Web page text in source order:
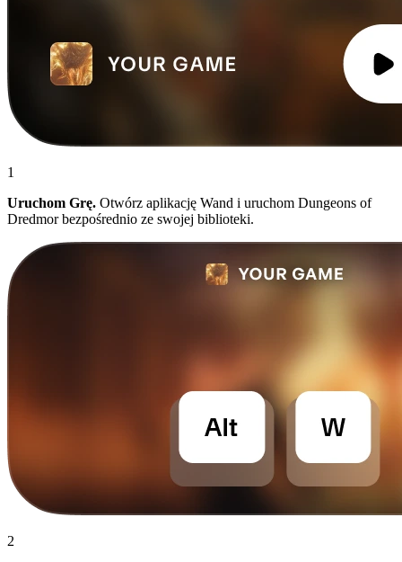
1
Uruchom Grę. Otwórz aplikację Wand i uruchom Dungeons of
Dredmor bezpośrednio ze swojej biblioteki.
2